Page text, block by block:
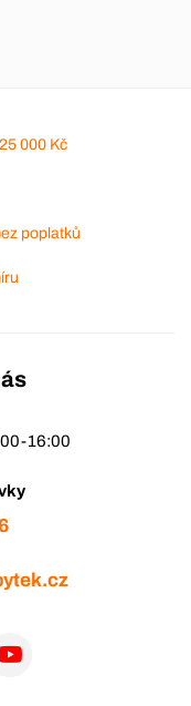
25 000 Kč
poplatků
16:00